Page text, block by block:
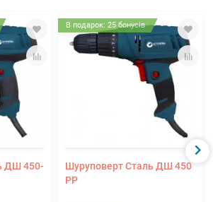
ДШ 450-
В подарок: 25 бонусів
Шуруповерт Сталь ДШ 450
РР